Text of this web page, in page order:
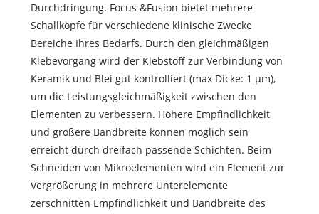
Durchdringung. Focus &Fusion bietet mehrere
Schallköpfe für verschiedene klinische Zwecke
Bereiche Ihres Bedarfs. Durch den gleichmäßigen
Klebevorgang wird der Klebstoff zur Verbindung von
Keramik und Blei gut kontrolliert (max Dicke: 1 μm),
um die Leistungsgleichmäßigkeit zwischen den
Elementen zu verbessern. Höhere Empfindlichkeit
und größere Bandbreite können möglich sein
erreicht durch dreifach passende Schichten. Beim
Schneiden von Mikroelementen wird ein Element zur
Vergrößerung in mehrere Unterelemente
zerschnitten Empfindlichkeit und Bandbreite des